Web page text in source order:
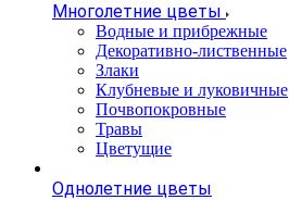
Многолетние цветы
Водные и прибрежные
Декоративно-лиственные
Злаки
Клубневые и луковичные
Почвопокровные
Травы
Цветущие
Однолетние цветы